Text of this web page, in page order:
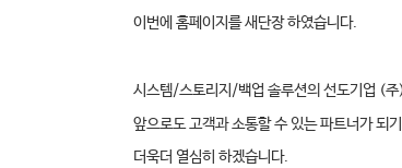
이번에 홈페이지를 새단장 하였습니다.
시스템/스토리지/백업 솔루션의 선도기업 (
앞으로도 고객과 소통할 수 있는 파트너가 되
더욱더 열심히 하겠습니다.